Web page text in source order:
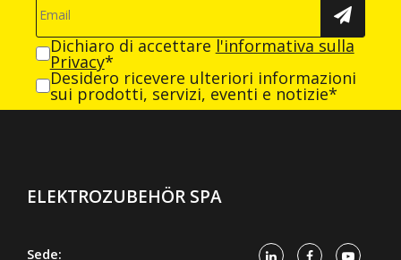
Dichiaro di accettare l'informativa sulla
Privacy*
Desidero ricevere ulteriori informazioni
sui prodotti, servizi, eventi e notizie*
ELEKTROZUBEHÖR SPA
Sede: